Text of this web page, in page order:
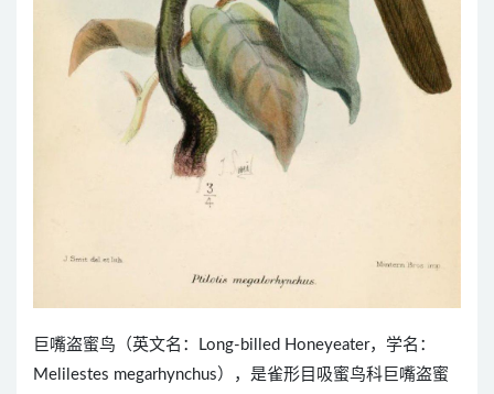
巨嘴盗蜜鸟（英文名：Long-billed Honeyeater，学名：
Melilestes megarhynchus），是雀形目吸蜜鸟科巨嘴盗蜜